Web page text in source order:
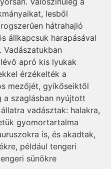
lesből
hátrahajló
állkapcsuk harapásával
apró kis lyukak
érzékelték a
mezőjét, gyíkőseiktől
szaglásban nyújtott
vadásztak: halakra,
gyomortartalma
is, és akadtak,
például tengeri
sünökre